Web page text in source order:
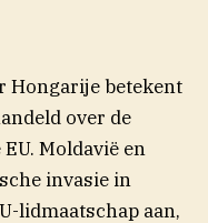
Hongarije betekent
over de
Moldavië en
invasie in
lidmaatschap aan,